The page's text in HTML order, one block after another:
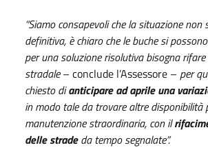
“Siamo consapevoli che la situazione non
definitiva, è chiaro che le buche si
per una soluzione risolutiva bisogna
stradale– conclude l’Assessore – per
chiesto dianticipare ad aprile una
in modo tale da trovare altre disponibilità
manutenzione straordinaria, con il
delle stradeda tempo segnalate”.